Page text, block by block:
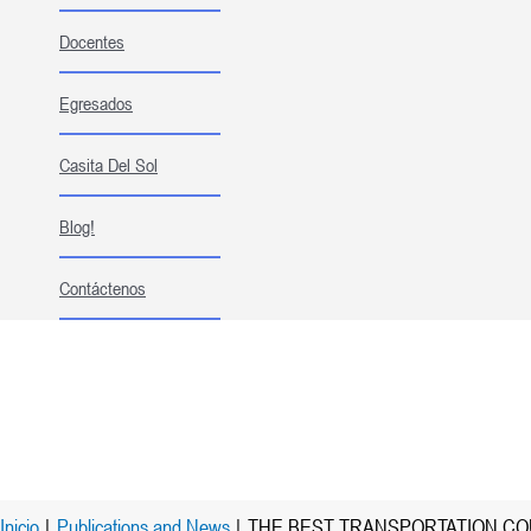
Docentes
Egresados
Casita Del Sol
Blog!
Contáctenos